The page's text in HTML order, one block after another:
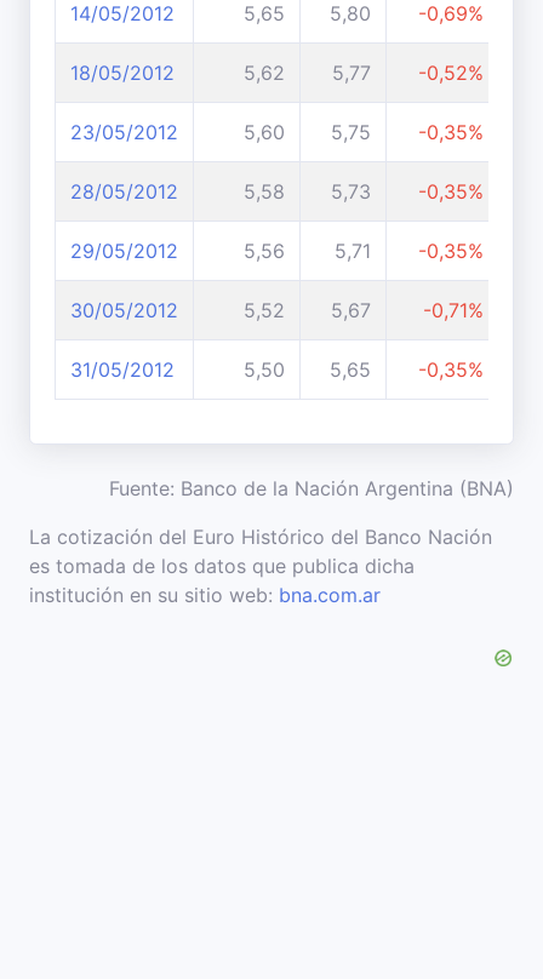
14/05/2012 5,65 5,80 -0,69%
18/05/2012 5,62 5,77 -0,52%
23/05/2012 5,60 5,75 -0,35%
28/05/2012 5,58 5,73 -0,35%
29/05/2012 5,56 5,71 -0,35%
30/05/2012 5,52 5,67 -0,71%
31/05/2012 5,50 5,65 -0,35%
Fuente: Banco de la Nación Argentina (BNA)
La cotización del Euro Histórico del Banco Nación
es tomada de los datos que publica dicha
institución en su sitio web: bna.com.ar